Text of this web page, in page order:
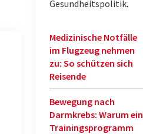
Gesundheitspolitik.
Medizinische Notfälle
im Flugzeug nehmen
zu: So schützen sich
Reisende
Bewegung nach
Darmkrebs: Warum ein
Trainingsprogramm